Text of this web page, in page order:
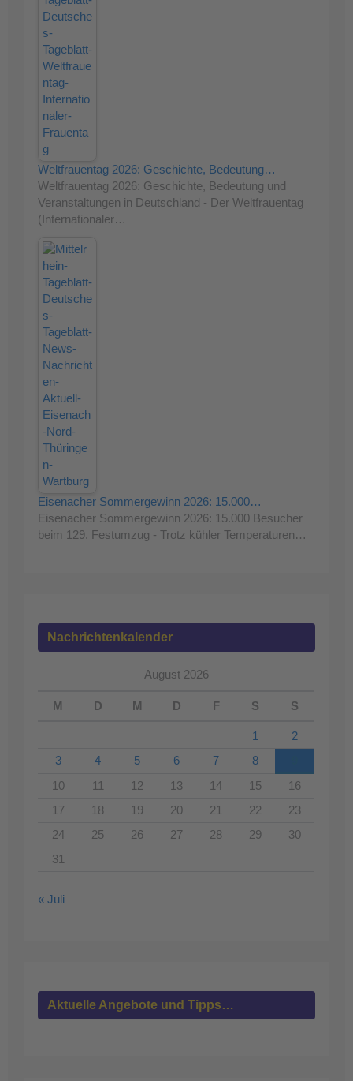
Weltfrauentag 2026: Geschichte, Bedeutung…
Weltfrauentag 2026: Geschichte, Bedeutung und
Veranstaltungen in Deutschland - Der Weltfrauentag
(Internationaler…
Eisenacher Sommergewinn 2026: 15.000…
Eisenacher Sommergewinn 2026: 15.000 Besucher
beim 129. Festumzug - Trotz kühler Temperaturen…
Nachrichtenkalender
August 2026
M D M D F S S
1
2
3
4 5 6 7 8
10
11 12 13 14 15
16
17
18 19 20 21 22
23
24
25 26 27 28 29
30
31
« Juli
Aktuelle Angebote und Tipps…